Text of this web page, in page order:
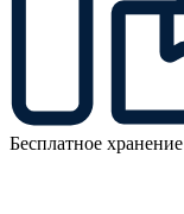
Бесплатное хранение